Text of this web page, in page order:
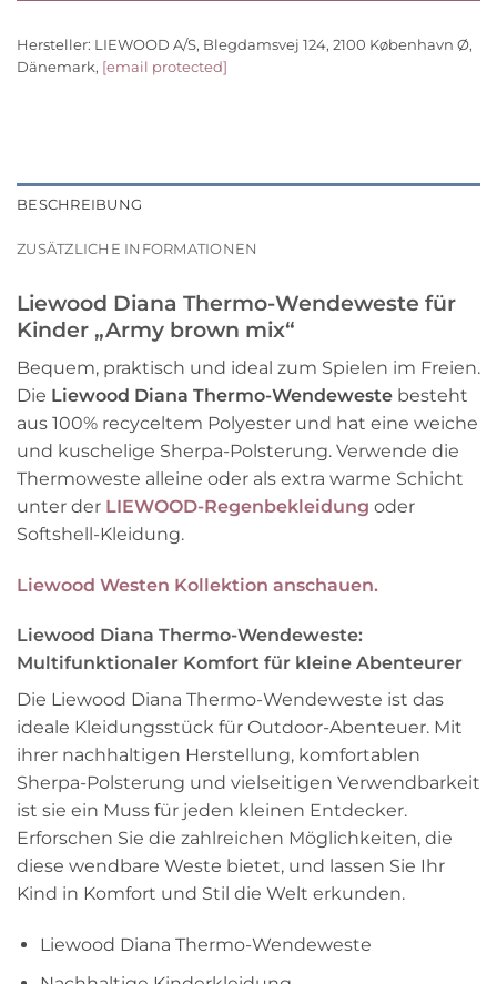
Hersteller: LIEWOOD A/S, Blegdamsvej 124, 2100 København Ø,
Dänemark, [email protected]
BESCHREIBUNG
ZUSÄTZLICHE INFORMATIONEN
Liewood Diana Thermo-Wendeweste für
Kinder „Army brown mix“
Bequem, praktisch und ideal zum Spielen im Freien.
Die Liewood Diana Thermo-Wendeweste besteht
aus 100% recyceltem Polyester und hat eine weiche
und kuschelige Sherpa-Polsterung. Verwende die
Thermoweste alleine oder als extra warme Schicht
unter der LIEWOOD-Regenbekleidung oder
Softshell-Kleidung.
Liewood Westen Kollektion anschauen.
Liewood Diana Thermo-Wendeweste:
Multifunktionaler Komfort für kleine Abenteurer
Die Liewood Diana Thermo-Wendeweste ist das
ideale Kleidungsstück für Outdoor-Abenteuer. Mit
ihrer nachhaltigen Herstellung, komfortablen
Sherpa-Polsterung und vielseitigen Verwendbarkeit
ist sie ein Muss für jeden kleinen Entdecker.
Erforschen Sie die zahlreichen Möglichkeiten, die
diese wendbare Weste bietet, und lassen Sie Ihr
Kind in Komfort und Stil die Welt erkunden.
Liewood Diana Thermo-Wendeweste